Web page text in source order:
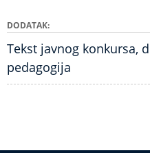
DODATAK
Tekst javnog konkursa,
pedagogija